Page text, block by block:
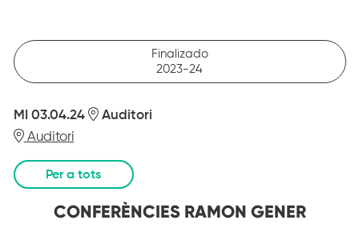
Finalizado
2023-24
MI 03.04.24
Auditori
Auditori
Per a tots
CONFERÈNCIES RAMON GENER